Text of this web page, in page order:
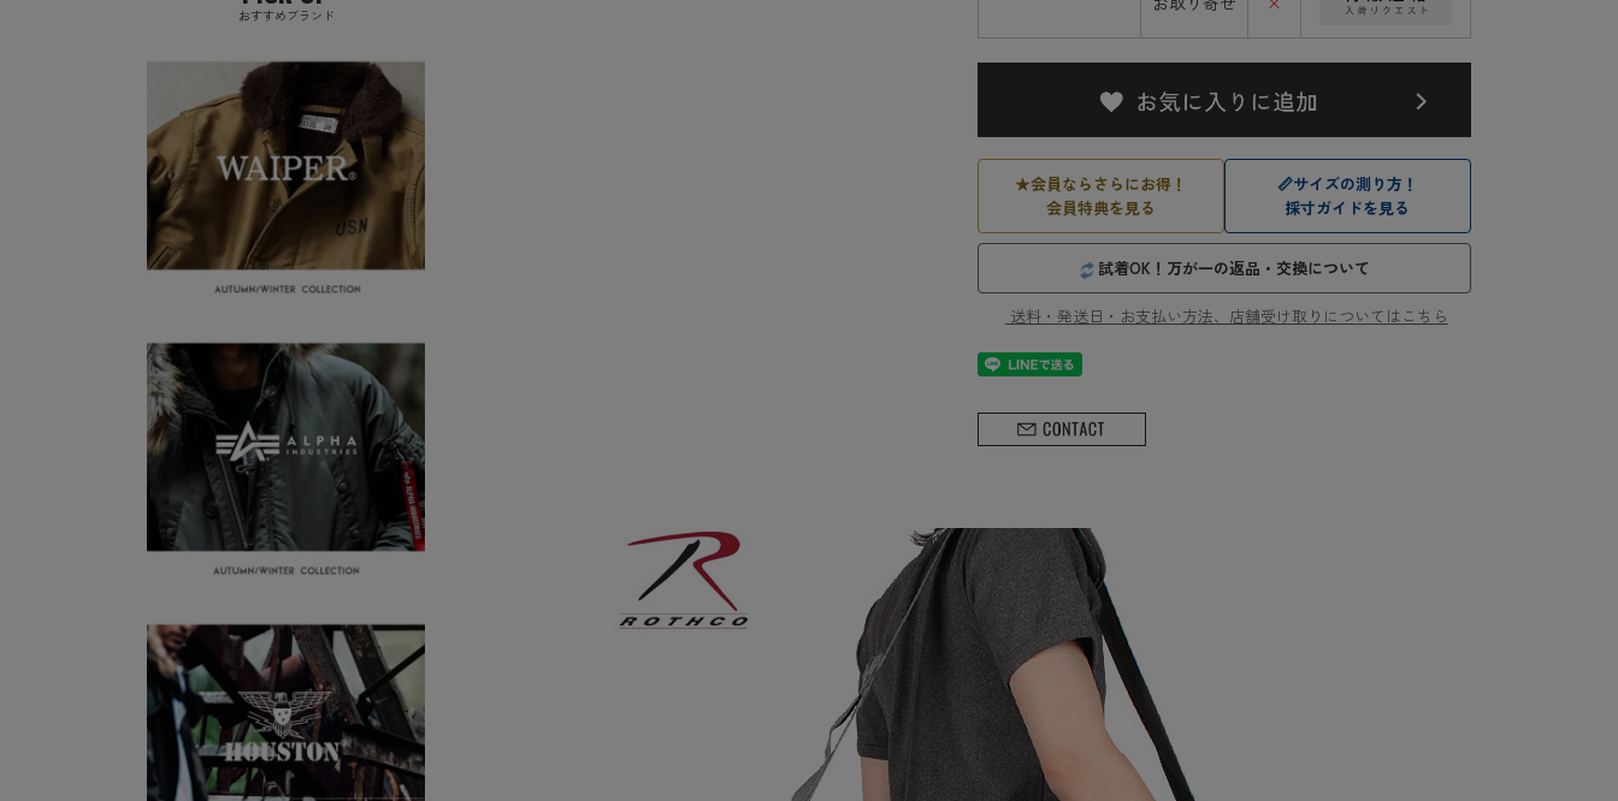
★会員ならさらにお得！
会員特典を見る
📏サイズの測り方！
採寸ガイドを見る
試着OK！万が一の返品・交換について
送料・発送日・お支払い方法、店舗受け取りについてはこちら
おすすめブランド